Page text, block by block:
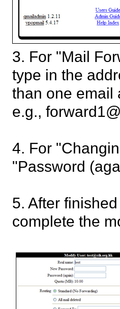
3. For "Mail
type in the
than one email
e.g.,
4. For
"Password
5. After
complete the